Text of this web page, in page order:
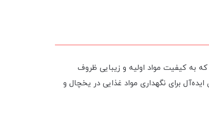
به کیفیت مواد اولیه و زیبایی ظروف
برای نگهداری مواد غذایی در یخچال و